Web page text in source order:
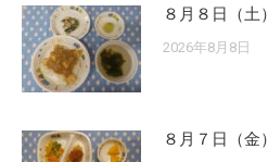
８月８日（土）
2026年8月8日
８月７日（金）